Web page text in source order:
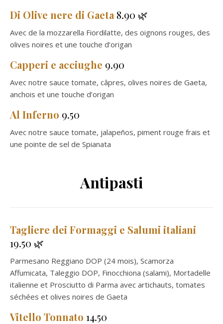
Di Olive nere di Gaeta 8.90 🌿
Avec de la mozzarella Fiordilatte, des oignons rouges, des
olives noires et une touche d’origan
Capperi e acciughe 9.90
Avec notre sauce tomate, câpres, olives noires de Gaeta,
anchois et une touche d’origan
Al Inferno 9.50
Avec notre sauce tomate, jalapeños, piment rouge frais et
une pointe de sel de Spianata
Antipasti
Tagliere dei Formaggi e Salumi italiani
19.50 🌿
Parmesano Reggiano DOP (24 mois), Scamorza
Affumicata, Taleggio DOP, Finocchiona (salami), Mortadelle
italienne et Prosciutto di Parma avec artichauts, tomates
séchées et olives noires de Gaeta
Vitello Tonnato 14.50